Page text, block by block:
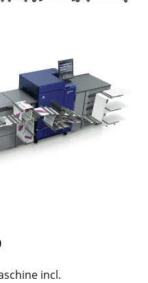
incl.